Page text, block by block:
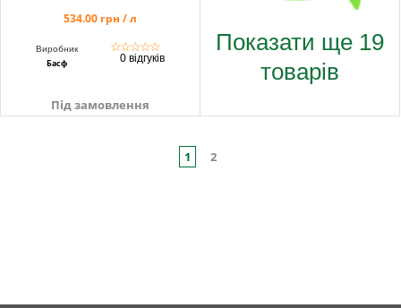
534.00 грн / л
Виробник
Басф
☆☆☆☆☆
0 відгуків
Під замовлення
Показати ще 19
товарів
1 2